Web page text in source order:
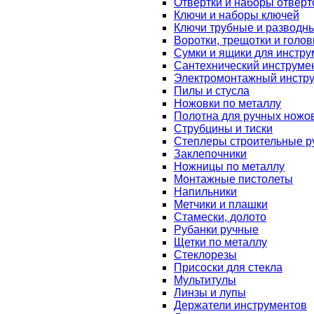
Отвертки и наборы
Ключи и наборы ключей
Ключи трубные и
Воротки, трещотки и
Сумки и ящики для
Сантехнический
Электромонтажный
Пилы и стусла
Ножовки по металлу
Полотна для ручных
Струбцины и тиски
Степлеры строительные
Заклепочники
Ножницы по металлу
Монтажные пистолеты
Напильники
Метчики и плашки
Стамески, долото
Рубанки ручные
Щетки по металлу
Стеклорезы
Присоски для стекла
Мультитулы
Линзы и лупы
Держатели инструментов